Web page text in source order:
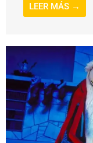
LEER MÁS →